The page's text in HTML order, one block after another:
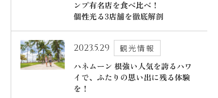
ンプ有名店を食べ比べ！
個性光る3店舗を徹底解剖
2023.5.29
観光情報
ハネムーン 根強い人気を誇るハワ
イで、ふたりの思い出に残る体験
を！